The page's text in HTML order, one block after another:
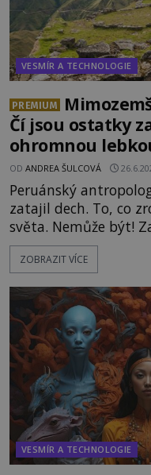
VESMÍR A TECHNOLOGIE
PREMIUM
Čí jsou ostatky
ohromnou
OD ANDREA ŠULCOVÁ
Peruánský
zatajil dech. To, co
světa. Nemůže být!
peruánském
legendárního Cuzca
Právě nalezl ostatky
nad nálezem kroutí
ZOBRAZIT VÍCE
VESMÍR A TECHNOLOGIE